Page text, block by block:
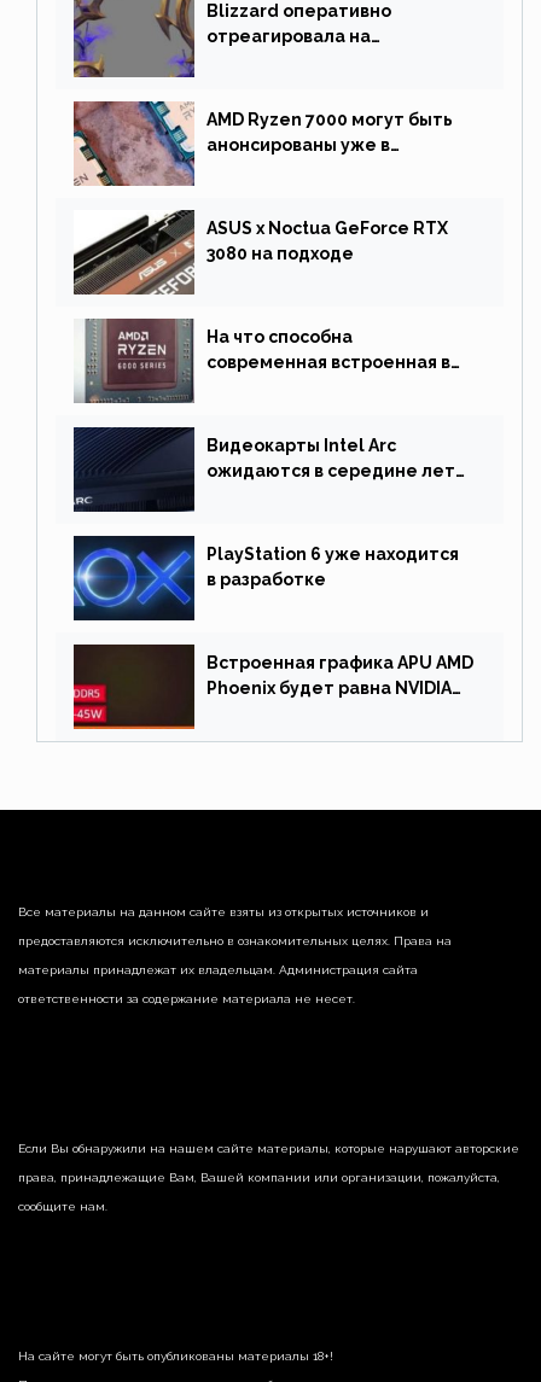
Blizzard оперативно
отреагировала на
AMD Ryzen 7000 могут быть
анонсированы уже в
ASUS x Noctua GeForce RTX
3080 на подходе
На что способна
современная встроенная в
Видеокарты Intel Arc
ожидаются в середине лета.
PlayStation 6 уже находится
в разработке
Встроенная графика APU AMD
Phoenix будет равна NVIDIA
Все материалы на данном сайте взяты из открытых источников и
предоставляются исключительно в ознакомительных целях. Права на
материалы принадлежат их владельцам. Администрация сайта
ответственности за содержание материала не несет.
Если Вы обнаружили на нашем сайте материалы, которые нарушают авторские
права, принадлежащие Вам, Вашей компании или организации, пожалуйста,
сообщите нам.
На сайте могут быть опубликованы материалы 18+!